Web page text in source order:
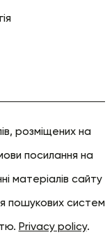
розміщених на
посилання на
матеріалів сайту
пошукових систем
Privacy policy.